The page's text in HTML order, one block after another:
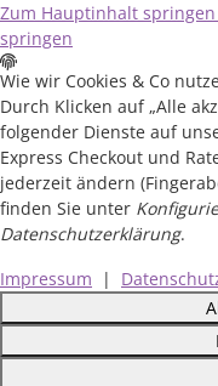
Zum Hauptinhalt springen
springen
Wie wir Cookies & Co
Durch Klicken auf „Alle
folgender Dienste auf
Express Checkout und
jederzeit ändern
finden Sie unter
Datenschutzerklärung.
Impressum
|